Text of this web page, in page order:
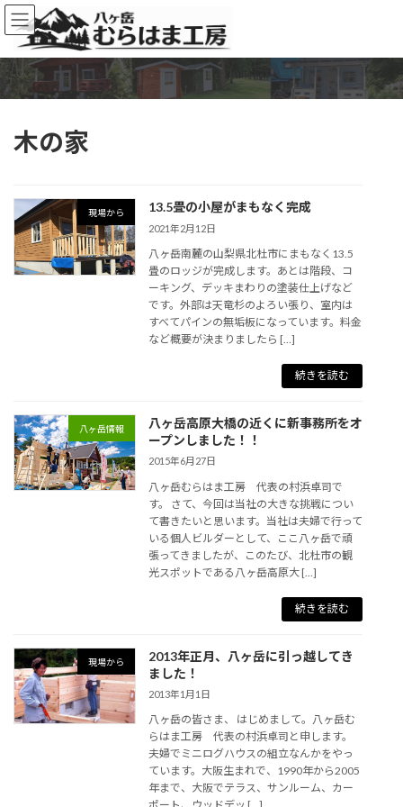
コ
ン
ン
ツ
へ
ナ
ビ
ー
シ
ョ
木の家
現場から 13.5畳の小屋がまもなく完成
2021年2月12日
八ヶ岳南麓の山梨県北杜市にまもなく13.5
畳のロッジが完成します。あとは階段、コ
ーキング、デッキまわりの塗装仕上げなど
です。外部は天竜杉のよろい張り、室内は
すべてパインの無垢板になっています。料金
など概要が決まりましたら […]
続きを読む
八ヶ岳情報
八ヶ岳高原大橋の近くに新事務所をオ
ープンしました！！
2015年6月27日
八ヶ岳むらはま工房 代表の村浜卓司で
す。 さて、今回は当社の大きな挑戦につい
て書きたいと思います。当社は夫婦で行って
いる個人ビルダーとして、ここ八ヶ岳で頑
張ってきましたが、このたび、北杜市の観
光スポットである八ヶ岳高原大 […]
続きを読む
現場から
2013年正月、八ヶ岳に引っ越してき
ました！
2013年1月1日
八ヶ岳の皆さま、 はじめまして。八ヶ岳む
らはま工房 代表の村浜卓司と申します。
夫婦でミニログハウスの組立なんかをやっ
ています。大阪生まれで、1990年から2005
年まで、大阪でテラス、サンルーム、カー